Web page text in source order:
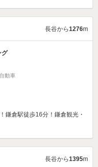
長谷から1276m
グ
動車
鎌倉駅徒歩16分！鎌倉観光・
長谷から1395m